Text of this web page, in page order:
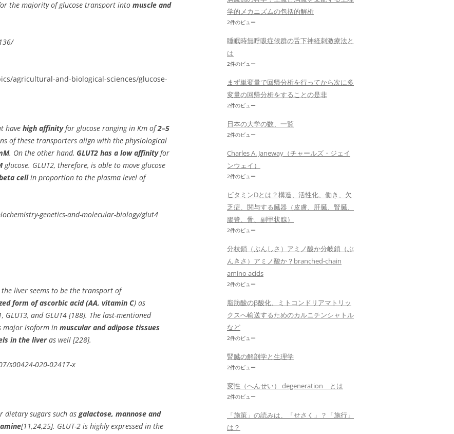
the majority of glucose transport into muscle and
agricultural-and-biological-sciences/glucose-
have high affinityfor glucose ranging in Km of2–5
of these transporters align with the physiological
. On the other hand, GLUT2 has a low affinityfor
glucose. GLUT2, therefore, is able to move glucose
cellin proportion to the plasma level of
genetics-and-molecular-biology/glut4
liver seems to be the transport of
form of ascorbic acid (AA, vitamin C) as
GLUT3, and GLUT4 [188]. The last-mentioned
major isoform in muscular and adipose tissues
in the liveras well [228].
s00424-020-02417-x
sugars such as galactose, mannose and
[11,24,25]. GLUT-2 is highly expressed in the
学的メカニズムの包括的解析
2件のビュー
睡眠時無呼吸症候群の舌下神経刺激療法と
は
2件のビュー
まず単変量で回帰分析を行ってから次に多
変量の回帰分析をすることの是非
2件のビュー
日本の大学の数、一覧
2件のビュー
Charles A. Janeway（チャールズ・ジェイ
ンウェイ）
2件のビュー
ビタミンDとは？構造、活性化、働き、欠
乏症、関与する臓器（皮膚、肝臓、腎臓、
腸管、骨、副甲状腺）
2件のビュー
分枝鎖（ぶんしさ）アミノ酸か分岐鎖（ぶ
んきさ）アミノ酸か？branched-chain
amino acids
2件のビュー
脂肪酸のβ酸化、ミトコンドリアマトリッ
クスへ輸送するためのカルニチンシャトル
など
2件のビュー
腎臓の解剖学と生理学
2件のビュー
変性（へんせい） degeneration とは
2件のビュー
「施策」の読みは、「せさく」？「施行」
は？